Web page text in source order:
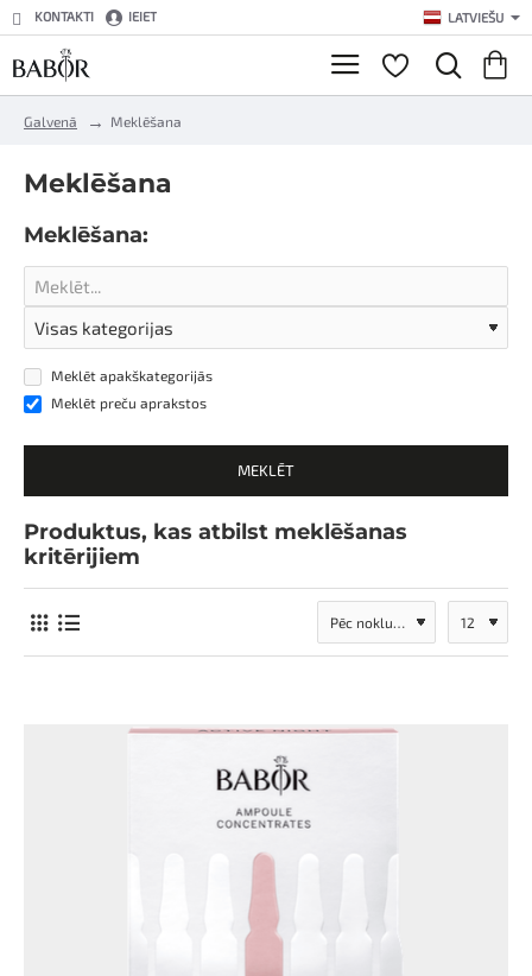
KONTAKTI IEIET LATVIEŠU
Galvenā
e
Meklēšana
Meklēšana
Meklēšana:
Meklēt apakškategorijās
Meklēt preču aprakstos
MEKLĒT
Produktus, kas atbilst meklēšanas
kritērijiem